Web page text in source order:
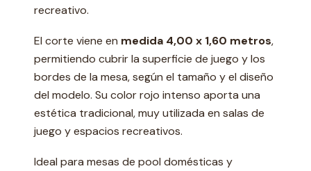
recreativo.
El corte viene en medida 4,00 x 1,60 metros,
permitiendo cubrir la superficie de juego y los
bordes de la mesa, según el tamaño y el diseño
del modelo. Su color rojo intenso aporta una
estética tradicional, muy utilizada en salas de
juego y espacios recreativos.
Ideal para mesas de pool domésticas y